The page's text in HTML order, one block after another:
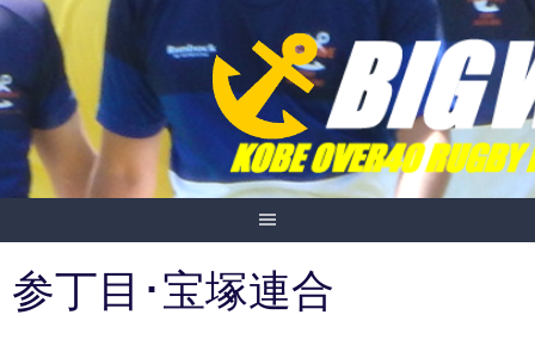
Skip
content
参丁目･宝塚連合